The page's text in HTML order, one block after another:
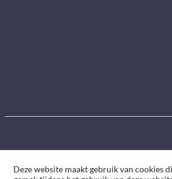
Deze website maakt gebruik van cookies